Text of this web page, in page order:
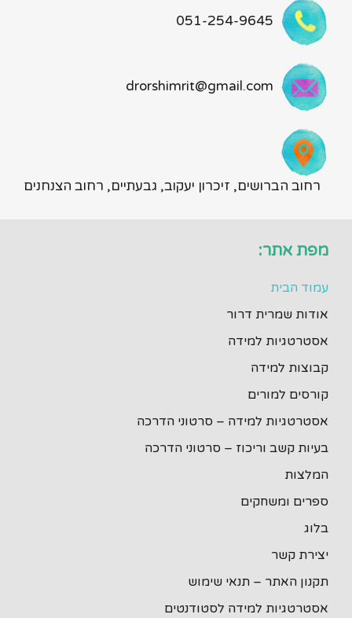
051-254-9645
drorshimrit@gmail.com​
רחוב הברושים, זיכרון יעקוב, גבעתיים, רחוב הצנחנים
מפת אתר:
עמוד הבית
אודות שמרית דרור
אסטרטגיות למידה
קבוצות למידה
קורסים למורים
אסטרטגיות למידה – סרטוני הדרכה
בעיות קשב וריכוז – סרטוני הדרכה
המלצות
ספרים ומשחקים
בלוג
יצירת קשר
תקנון האתר – תנאי שימוש
אסטרטגיות למידה לסטודנטים